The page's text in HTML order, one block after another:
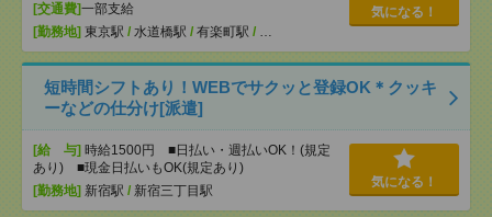
[交通費]一部支給
[勤務地] 東京駅 / 水道橋駅 / 有楽町駅 / …
気になる！
短時間シフトあり！WEBでサクッと登録OK＊クッキ
ーなどの仕分け[派遣]
[給 与] 時給1500円 ■日払い・週払いOK！(規定
あり) ■現金日払いもOK(規定あり)
[勤務地] 新宿駅 / 新宿三丁目駅
気になる！